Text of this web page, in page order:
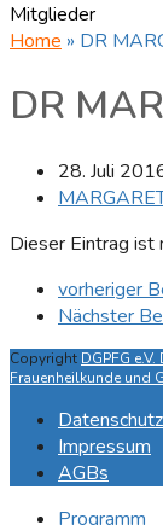
Mitglieder
Home » DR
DR
28. Juli
Dieser Eintrag ist
vorheriger
Nächster
Copyright DGPFG
Frauenheilkunde und
Datenschutz
Impressum
AGBs
Programm